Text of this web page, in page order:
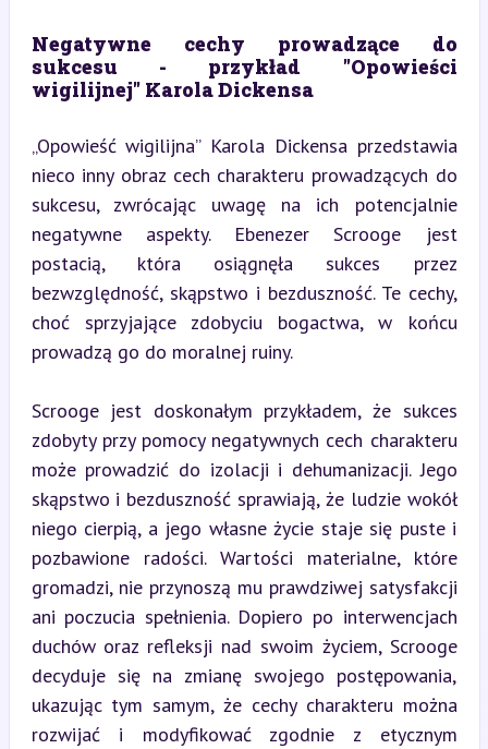
Negatywne cechy prowadzące do
sukcesu - przykład "Opowieści
wigilijnej" Karola Dickensa
„Opowieść wigilijna” Karola Dickensa przedstawia
nieco inny obraz cech charakteru prowadzących do
sukcesu, zwrócając uwagę na ich potencjalnie
negatywne aspekty. Ebenezer Scrooge jest
postacią, która osiągnęła sukces przez
bezwzględność, skąpstwo i bezduszność. Te cechy,
choć sprzyjające zdobyciu bogactwa, w końcu
prowadzą go do moralnej ruiny.
Scrooge jest doskonałym przykładem, że sukces
zdobyty przy pomocy negatywnych cech charakteru
może prowadzić do izolacji i dehumanizacji. Jego
skąpstwo i bezduszność sprawiają, że ludzie wokół
niego cierpią, a jego własne życie staje się puste i
pozbawione radości. Wartości materialne, które
gromadzi, nie przynoszą mu prawdziwej satysfakcji
ani poczucia spełnienia. Dopiero po interwencjach
duchów oraz refleksji nad swoim życiem, Scrooge
decyduje się na zmianę swojego postępowania,
ukazując tym samym, że cechy charakteru można
rozwijać i modyfikować zgodnie z etycznym